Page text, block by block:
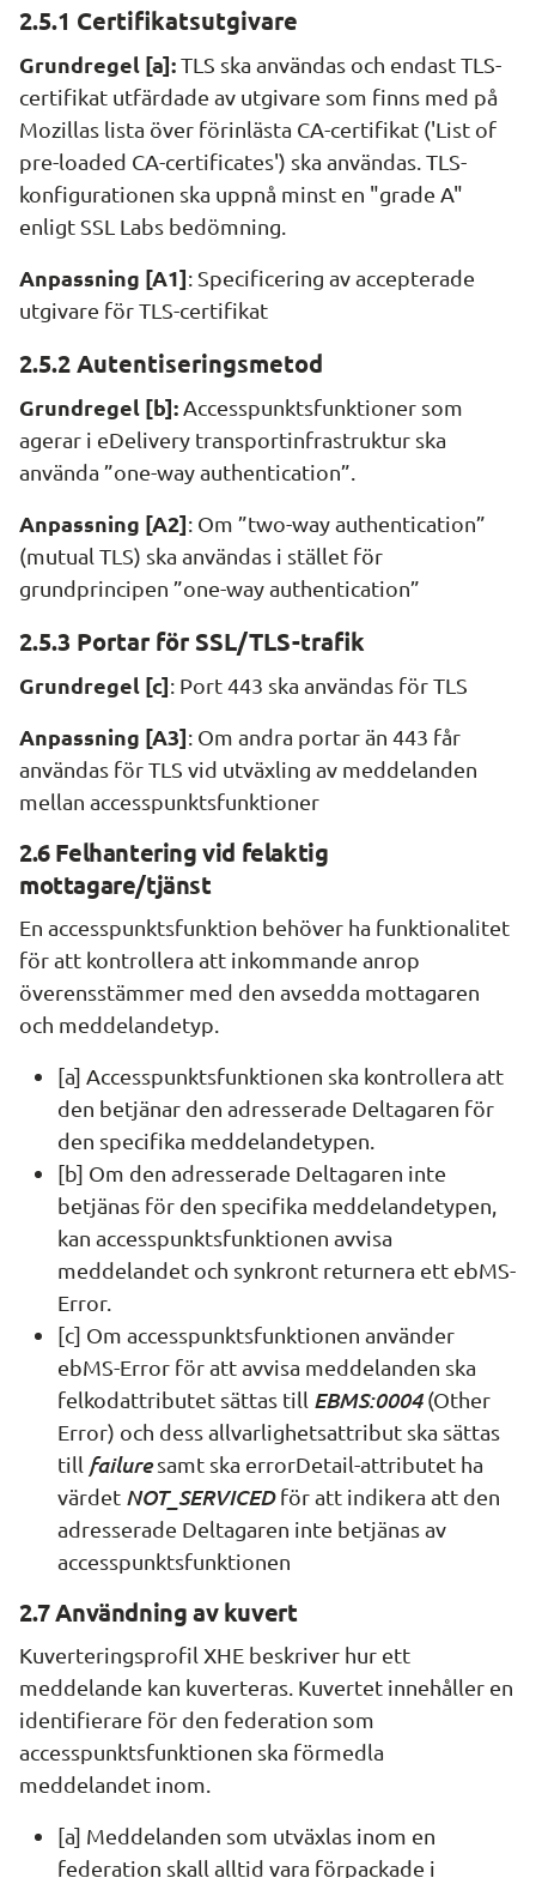
2.5.1 Certifikatsutgivare
Grundregel [a]: TLS ska användas och endast TLS-
certifikat utfärdade av utgivare som finns med på
Mozillas lista över förinlästa CA-certifikat ('List of
pre-loaded CA-certificates') ska användas. TLS-
konfigurationen ska uppnå minst en "grade A"
enligt SSL Labs bedömning.
Anpassning [A1]: Specificering av accepterade
utgivare för TLS-certifikat
2.5.2 Autentiseringsmetod
Grundregel [b]: Accesspunktsfunktioner som
agerar i eDelivery transportinfrastruktur ska
använda ”one-way authentication”.
Anpassning [A2]: Om ”two-way authentication”
(mutual TLS) ska användas i stället för
grundprincipen ”one-way authentication”
2.5.3 Portar för SSL/TLS-trafik
Grundregel [c]: Port 443 ska användas för TLS
Anpassning [A3]: Om andra portar än 443 får
användas för TLS vid utväxling av meddelanden
mellan accesspunktsfunktioner
2.6 Felhantering vid felaktig
mottagare/tjänst
En accesspunktsfunktion behöver ha funktionalitet
för att kontrollera att inkommande anrop
överensstämmer med den avsedda mottagaren
och meddelandetyp.
[a] Accesspunktsfunktionen ska kontrollera att
den betjänar den adresserade Deltagaren för
den specifika meddelandetypen.
[b] Om den adresserade Deltagaren inte
betjänas för den specifika meddelandetypen,
kan accesspunktsfunktionen avvisa
meddelandet och synkront returnera ett ebMS-
Error.
[c] Om accesspunktsfunktionen använder
ebMS-Error för att avvisa meddelanden ska
felkodattributet sättas till EBMS:0004 (Other
Error) och dess allvarlighetsattribut ska sättas
till failure samt ska errorDetail-attributet ha
värdet NOT_SERVICED för att indikera att den
adresserade Deltagaren inte betjänas av
accesspunktsfunktionen
2.7 Användning av kuvert
Kuverteringsprofil XHE beskriver hur ett
meddelande kan kuverteras. Kuvertet innehåller en
identifierare för den federation som
accesspunktsfunktionen ska förmedla
meddelandet inom.
[a] Meddelanden som utväxlas inom en
federation skall alltid vara förpackade i